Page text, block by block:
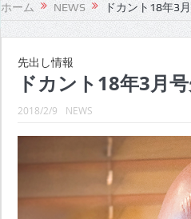
ホーム NEWS ドカント18年3
先出し情報
ドカント18年3月
2018/2/9 NEWS